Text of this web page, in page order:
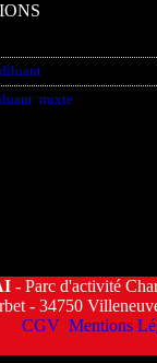
mixte
- Parc d'activité
- 34750
CGV Mentions